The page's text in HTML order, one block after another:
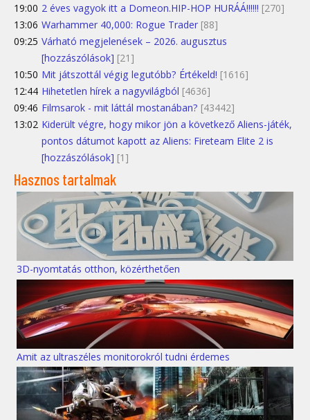
19:00 2 éves vagyok itt a Domeon.HIP-HOP HURÁÁ!!!!!! [270]
13:06 Warhammer 40,000: Rogue Trader [88]
09:25 Várható megjelenések – 2026. augusztus
[hozzászólások] [21]
10:50 Mit játszottál végig legutóbb? Értékeld! [1616]
12:44 Hihetetlen hírek a nagyvilágból [4636]
09:46 Filmsarok - mit láttál mostanában? [43442]
13:02 Kiderült végre, hogy mikor jön a következő Aliens-játék,
pontos dátumot kapott az Aliens: Fireteam Elite 2 is
[hozzászólások] [1]
Hasznos tartalmak
3D-nyomtatás otthon, közérthetően
Amit az ultraszéles monitorokról tudni érdemes